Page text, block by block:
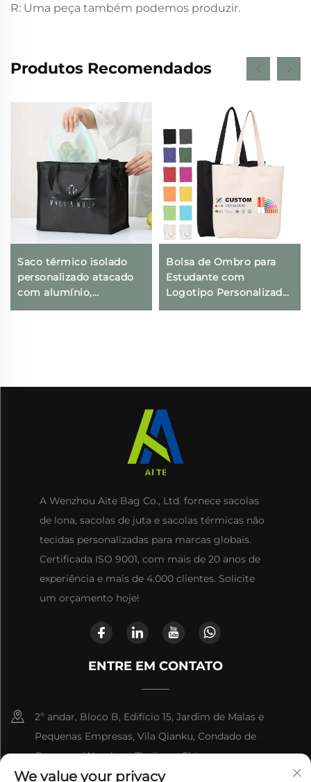
R: Uma peça também podemos produzir.
Produtos Recomendados
Saco térmico isolado
personalizado atacado
com alumínio,
reutilizável em tecido
Bolsa de Ombro para
Estudante com
Logotipo Personalizado,
Bolsa em Lona de
A Wenzhou Aite Bag Co., Ltd. fornece sacolas
de lona, sacolas de juta e sacolas térmicas não
tecidas personalizadas para marcas globais.
Certificada ISO 9001, com mais de 20 anos de
experiência e mais de 4.000 clientes. Solicite
um orçamento hoje!
ENTRE EM CONTATO
2º andar, Bloco B, Edifício 15, Jardim de Malas e
Pequenas Empresas, Vila Qianku, Condado de
Cangnan, Wenzhou, Zhejiang, China
We value your privacy